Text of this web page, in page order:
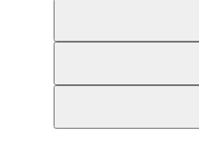
041 666 40 72*
041 666 40 51*
041 666 40 47*